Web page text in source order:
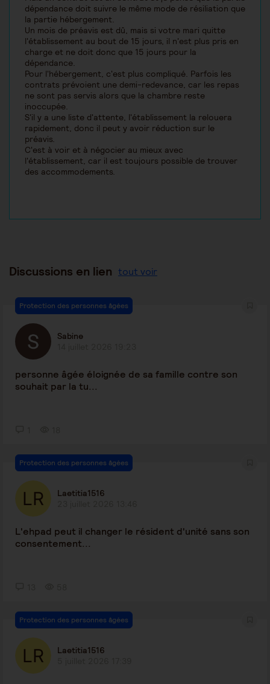
dépendance doit suivre le même mode de résiliation que
la partie hébergement.
Un mois de préavis est dû, mais si votre mari quitte
l'établissement au bout de 15 jours, il n'est plus pris en
charge et ne doit donc que 15 jours pour la
dépendance.
Pour l'hébergement, c'est plus compliqué. Parfois les
contrats prévoient une demi-redevance, car les repas
ne sont pas servis alors que la chambre reste
inoccupée.
S'il y a une liste d'attente, l'établissement la relouera
rapidement, donc il peut y avoir réduction sur le
préavis.
C'est à voir et à négocier au mieux avec
l'établissement, car il est toujours possible de trouver
des accommodements.
Discussions en lien tout voir
Protection des personnes âgées
Sabine
personne âgée éloignée de sa famille contre son
souhait par la tu...
Protection des personnes âgées
Laetitia1516
L'ehpad peut il changer le résident d'unité sans son
consentement...
Protection des personnes âgées
Laetitia1516